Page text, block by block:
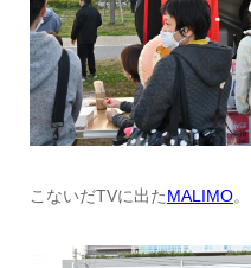
こないだTVに出たMALIMO。